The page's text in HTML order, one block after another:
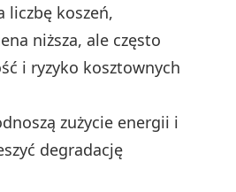
liczbę koszeń,
niższa, ale często
i ryzyko kosztownych
zużycie energii i
degradację